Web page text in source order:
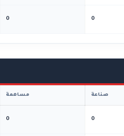
0
0
صناعة مساهمة
0
0